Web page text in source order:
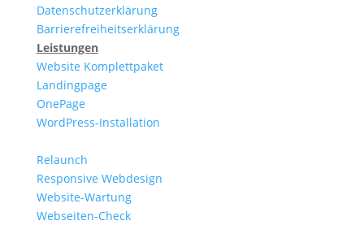
Datenschutzerklärung
Barrierefreiheitserklärung
Leistungen
Website Komplettpaket
Landingpage
OnePage
WordPress-Installation
Relaunch
Responsive Webdesign
Website-Wartung
Webseiten-Check